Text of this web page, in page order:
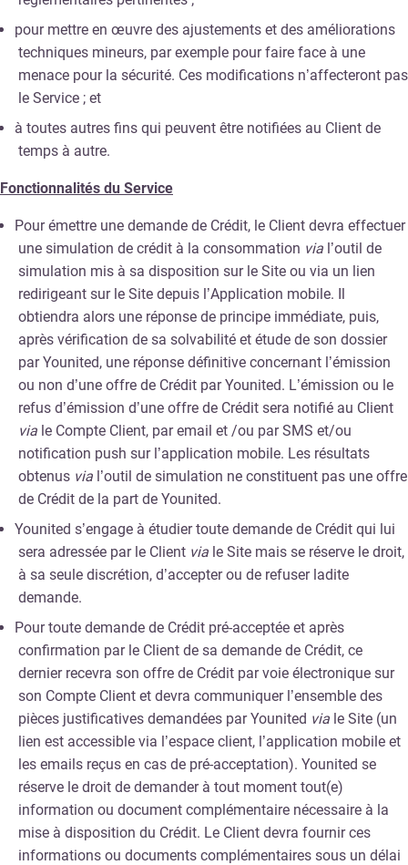
pour mettre en œuvre des ajustements et des améliorations
techniques mineurs, par exemple pour faire face à une
menace pour la sécurité. Ces modifications n’affecteront pas
le Service ; et
à toutes autres fins qui peuvent être notifiées au Client de
temps à autre.
Fonctionnalités du Service
Pour émettre une demande de Crédit, le Client devra effectuer
une simulation de crédit à la consommation via l’outil de
simulation mis à sa disposition sur le Site ou via un lien
redirigeant sur le Site depuis l’Application mobile. Il
obtiendra alors une réponse de principe immédiate, puis,
après vérification de sa solvabilité et étude de son dossier
par Younited, une réponse définitive concernant l’émission
ou non d’une offre de Crédit par Younited. L’émission ou le
refus d’émission d’une offre de Crédit sera notifié au Client
via le Compte Client, par email et /ou par SMS et/ou
notification push sur l’application mobile. Les résultats
obtenus via l’outil de simulation ne constituent pas une offre
de Crédit de la part de Younited.
Younited s’engage à étudier toute demande de Crédit qui lui
sera adressée par le Client via le Site mais se réserve le droit,
à sa seule discrétion, d’accepter ou de refuser ladite
demande.
Pour toute demande de Crédit pré-acceptée et après
confirmation par le Client de sa demande de Crédit, ce
dernier recevra son offre de Crédit par voie électronique sur
son Compte Client et devra communiquer l’ensemble des
pièces justificatives demandées par Younited via le Site (un
lien est accessible via l’espace client, l’application mobile et
les emails reçus en cas de pré-acceptation). Younited se
réserve le droit de demander à tout moment tout(e)
information ou document complémentaire nécessaire à la
mise à disposition du Crédit. Le Client devra fournir ces
informations ou documents complémentaires sous un délai